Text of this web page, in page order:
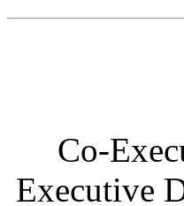
Co-
Executive